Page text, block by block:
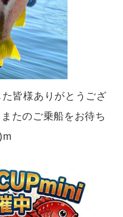
皆様ありがとうござ
たのご乗船をお待ち